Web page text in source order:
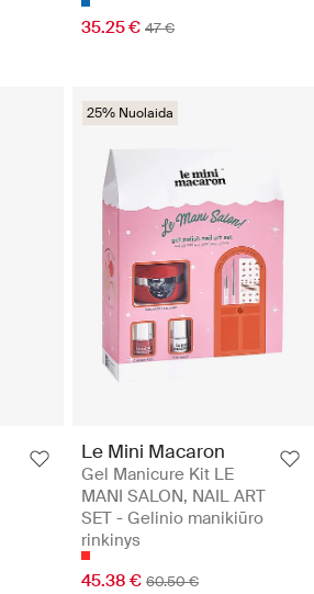
35.25 € 47 €
25% Nuolaida
Le Mini Macaron
Gel Manicure Kit LE
MANI SALON, NAIL ART
SET - Gelinio manikiūro
rinkinys
45.38 € 60.50 €